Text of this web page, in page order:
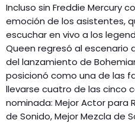
Incluso sin Freddie Mercury
emoción de los asistentes,
escuchar en vivo a los
Queen regresó al escenario
del lanzamiento de
posicionó como una de las
llevarse cuatro de las cinco
nominada: Mejor Actor para
de Sonido, Mejor Mezcla de